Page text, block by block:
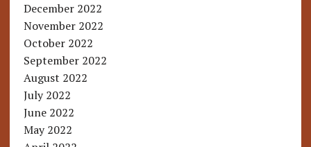
December 2022
November 2022
October 2022
September 2022
August 2022
July 2022
June 2022
May 2022